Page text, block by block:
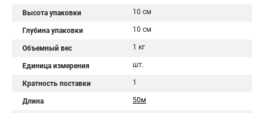
Высота упаковки 10 см
Глубина упаковки 10 см
Объемный вес 1 кг
Единица измерения шт.
Кратность поставки 1
Длина 50м